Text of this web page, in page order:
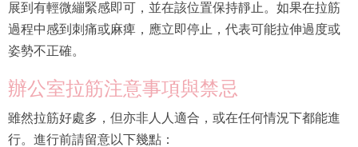
展到有輕微繃緊感即可，並在該位置保持靜止。如果在拉筋
過程中感到刺痛或麻痺，應立即停止，代表可能拉伸過度或
姿勢不正確。
辦公室拉筋注意事項與禁忌
雖然拉筋好處多，但亦非人人適合，或在任何情況下都能進
行。進行前請留意以下幾點：